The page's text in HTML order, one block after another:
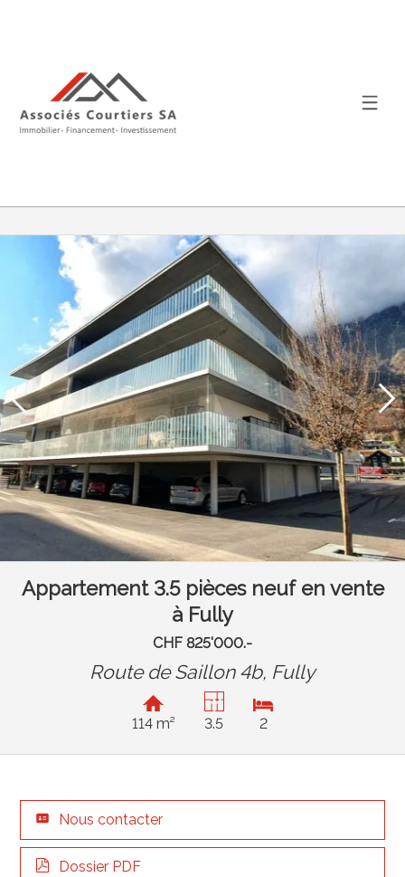
Appartement 3.5 pièces neuf en vente
à Fully
CHF 825'000.-
Route de Saillon 4b, Fully
114 m² 3.5 2
Nous contacter
Dossier PDF